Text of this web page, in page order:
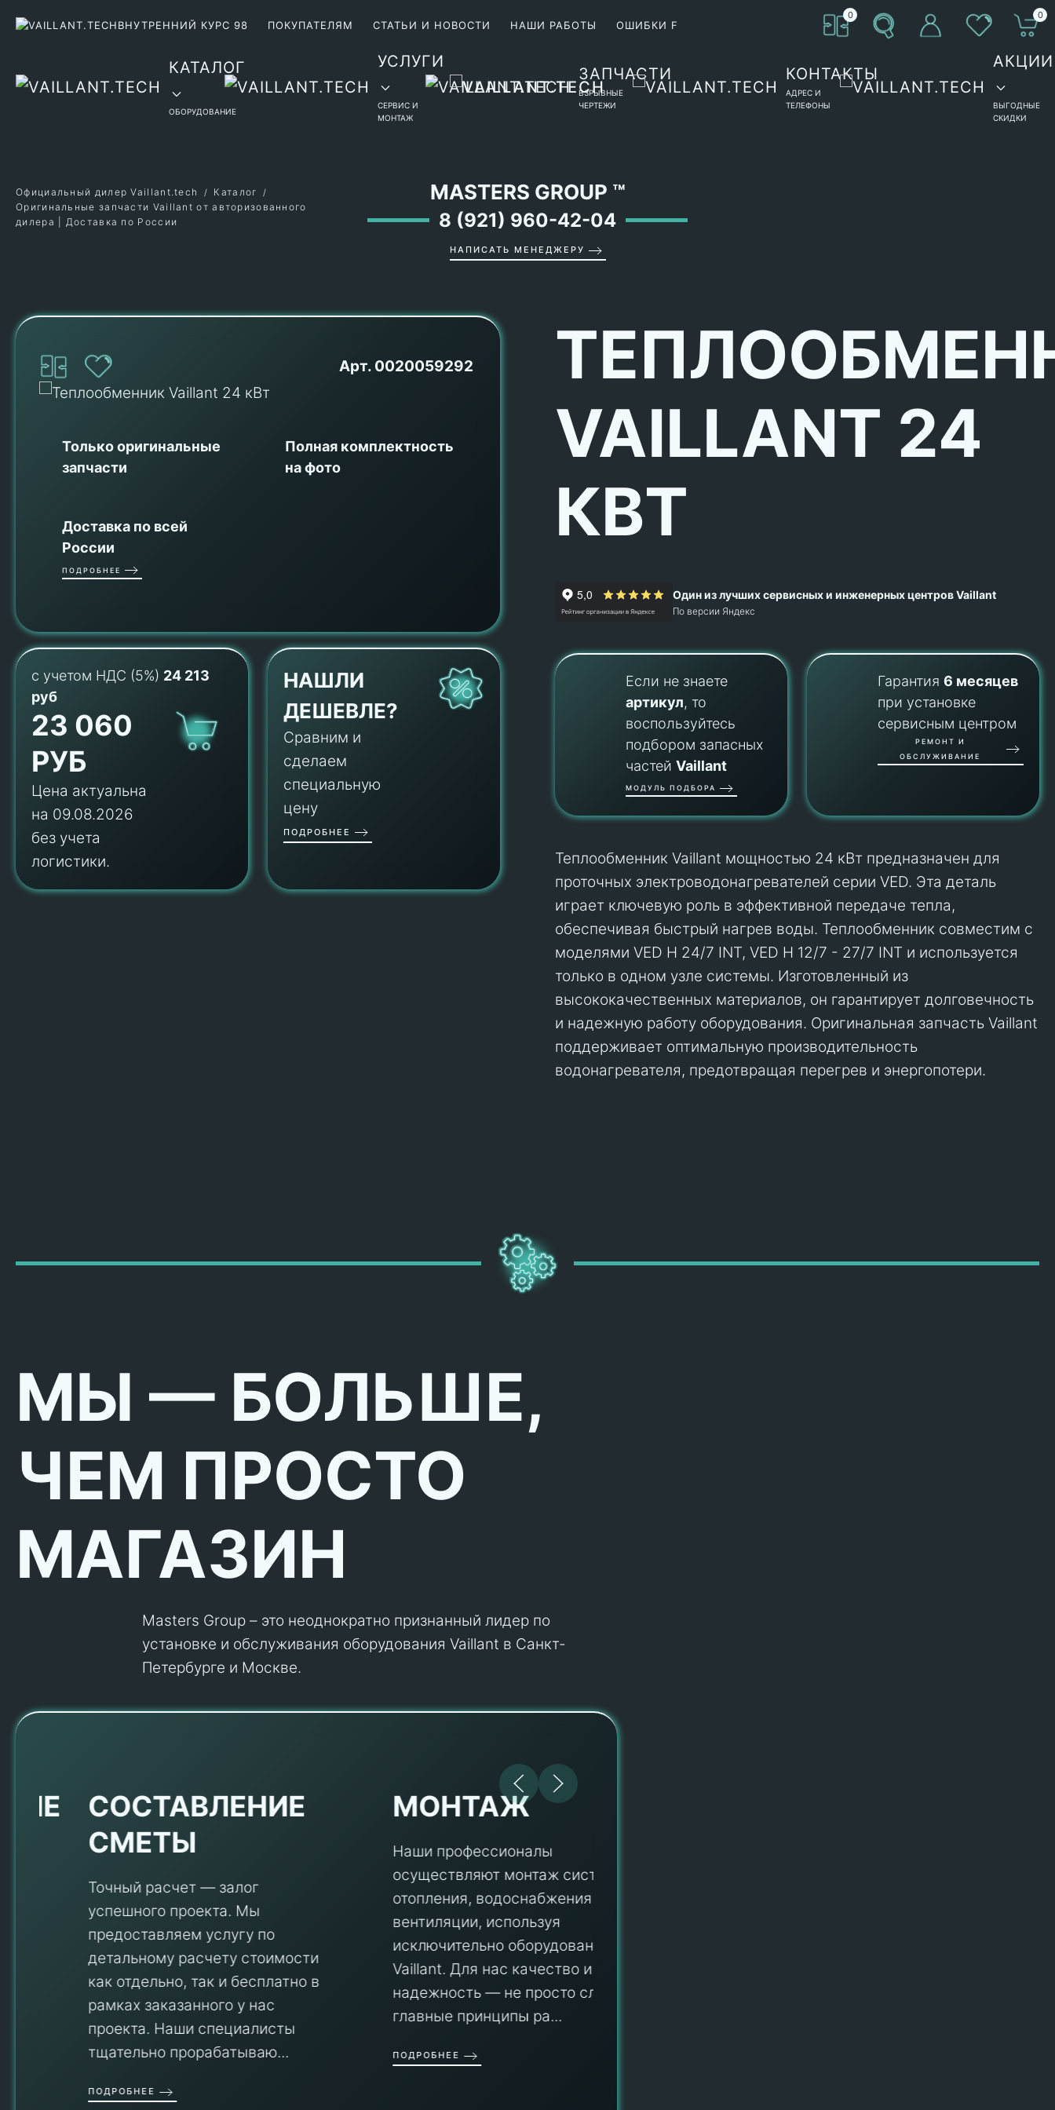
ВНУТРЕННИЙ КУРС 98 ПОКУПАТЕЛЯМ СТАТЬИ И НОВОСТИ НАШИ РАБОТЫ ОШИБКИ F
0 0
КАТАЛОГ
ОБОРУДОВАНИЕ
УСЛУГИ
СЕРВИС И
МОНТАЖ
ЗАПЧАСТИ
ВЗРЫВНЫЕ
ЧЕРТЕЖИ
КОНТАКТЫ
АДРЕС И
ТЕЛЕФОНЫ
АКЦИИ
ВЫГОДНЫЕ
СКИДКИ
MASTERS GROUP ™
8 (921) 960-42-04
НАПИСАТЬ МЕНЕДЖЕРУ
Официальный дилер Vaillant.tech
Каталог
Оригинальные запчасти Vaillant от авторизованного
дилера | Доставка по России
Арт. 0020059292
Только оригинальные
запчасти
Полная комплектность
на фото
Доставка по всей
России
ПОДРОБНЕЕ
с учетом НДС (5%) 24 213
руб
23 060
РУБ
Цена актуальна
на 09.08.2026
без учета
логистики.
НАШЛИ
ДЕШЕВЛЕ?
Сравним и
сделаем
специальную
цену
ПОДРОБНЕЕ
VAILLANT 24
КВТ
Один из лучших сервисных и инженерных центров Vaillant
По версии Яндекс
Если не знаете
артикул, то
воспользуйтесь
подбором запасных
частейVaillant
МОДУЛЬ ПОДБОРА
Гарантия6 месяцев
при установке
сервисным центром
РЕМОНТ И
ОБСЛУЖИВАНИЕ
Теплообменник Vaillant мощностью 24 кВт предназначен для
проточных электроводонагревателей серии VED. Эта деталь
играет ключевую роль в эффективной передаче тепла,
обеспечивая быстрый нагрев воды. Теплообменник совместим с
моделями VED H 24/7 INT, VED H 12/7 - 27/7 INT и используется
только в одном узле системы. Изготовленный из
высококачественных материалов, он гарантирует долговечность
и надежную работу оборудования. Оригинальная запчасть Vaillant
поддерживает оптимальную производительность
водонагревателя, предотвращая перегрев и энергопотери.
МЫ — БОЛЬШЕ,
ЧЕМ ПРОСТО
МАГАЗИН
Masters Group – это неоднократно признанный лидер по
установке и обслуживания оборудования Vaillant в Санкт-
Петербурге и Москве.
СОСТАВЛЕНИЕ
СМЕТЫ
Точный расчет — залог
успешного проекта. Мы
предоставляем услугу по
детальному расчету стоимости
как отдельно, так и бесплатно в
рамках заказанного у нас
проекта. Наши специалисты
тщательно прорабатываю...
ПОДРОБНЕЕ
МОНТАЖ
Наши профессионалы
осуществляют монтаж систем
отопления, водоснабжения и
вентиляции, используя
исключительно оборудование
Vaillant. Для нас качество и
надежность — не просто слова, а
главные принципы ра...
ПОДРОБНЕЕ